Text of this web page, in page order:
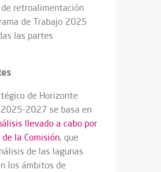
retroalimentación
de Trabajo 2025
las partes
de Horizonte
2025-2027 se basa en
llevado a cabo por
la Comisión, que
de las lagunas
los ámbitos de